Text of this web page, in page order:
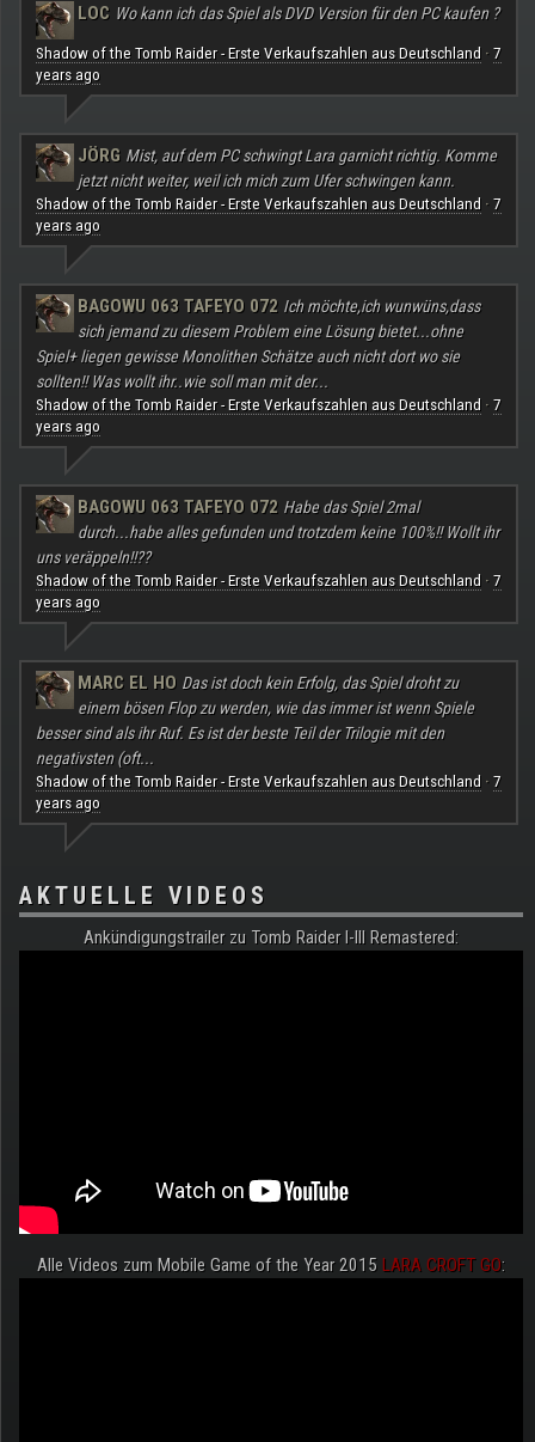
LOC Wo kann ich das Spiel als DVD Version für den PC kaufen ?
Shadow of the Tomb Raider - Erste Verkaufszahlen aus Deutschland · 7
years ago
JÖRG Mist, auf dem PC schwingt Lara garnicht richtig. Komme
jetzt nicht weiter, weil ich mich zum Ufer schwingen kann.
Shadow of the Tomb Raider - Erste Verkaufszahlen aus Deutschland · 7
years ago
BAGOWU 063 TAFEYO 072 Ich möchte,ich wunwüns,dass
sich jemand zu diesem Problem eine Lösung bietet...ohne
Spiel+ liegen gewisse Monolithen Schätze auch nicht dort wo sie
sollten!! Was wollt ihr..wie soll man mit der...
Shadow of the Tomb Raider - Erste Verkaufszahlen aus Deutschland · 7
years ago
BAGOWU 063 TAFEYO 072 Habe das Spiel 2mal
durch...habe alles gefunden und trotzdem keine 100%!! Wollt ihr
uns veräppeln!!??
Shadow of the Tomb Raider - Erste Verkaufszahlen aus Deutschland · 7
years ago
MARC EL HO Das ist doch kein Erfolg, das Spiel droht zu
einem bösen Flop zu werden, wie das immer ist wenn Spiele
besser sind als ihr Ruf. Es ist der beste Teil der Trilogie mit den
negativsten (oft...
Shadow of the Tomb Raider - Erste Verkaufszahlen aus Deutschland · 7
years ago
AKTUELLE VIDEOS
Ankündigungstrailer zu Tomb Raider I-III Remastered:
Alle Videos zum Mobile Game of the Year 2015 LARA CROFT GO: